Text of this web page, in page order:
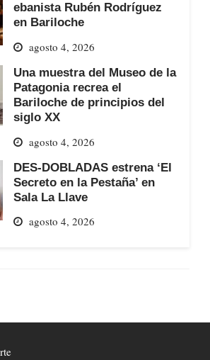
ebanista Rubén Rodríguez
en Bariloche
agosto 4, 2026
Una muestra del Museo de la
Patagonia recrea el
Bariloche de principios del
siglo XX
agosto 4, 2026
DES-DOBLADAS estrena ‘El
Secreto en la Pestaña’ en
Sala La Llave
agosto 4, 2026